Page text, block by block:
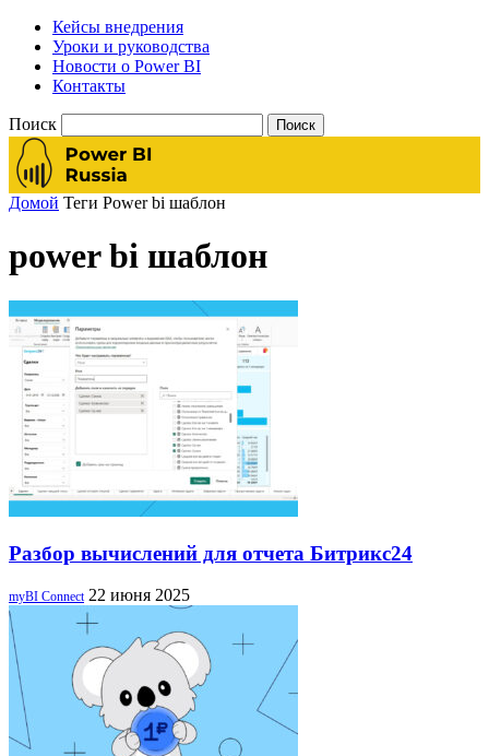
Кейсы внедрения
Уроки и руководства
Новости о Power BI
Контакты
Поиск
Домой Теги Power bi шаблон
power bi шаблон
Разбор вычислений для отчета Битрикс24
myBI Connect 22 июня 2025